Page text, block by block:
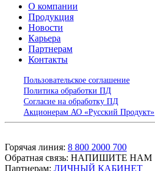
О компании
Продукция
Новости
Карьера
Партнерам
Контакты
Пользовательское соглашение
Политика обработки ПД
Согласие на обработку ПД
Акционерам АО «Русский Продукт»
Горячая линия: 8 800 2000 700
Обратная связь: НАПИШИТЕ НАМ
Партнерам: ЛИЧНЫЙ КАБИНЕТ